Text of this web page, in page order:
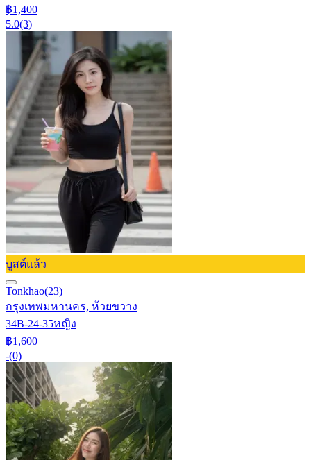
฿1,400
5.0(3)
บูสต์แล้ว
Tonkhao(23)
กรุงเทพมหานคร, ห้วยขวาง
34B-24-35หญิง
฿1,600
-(0)